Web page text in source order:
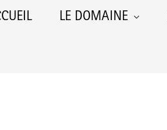
LE DOMAINE